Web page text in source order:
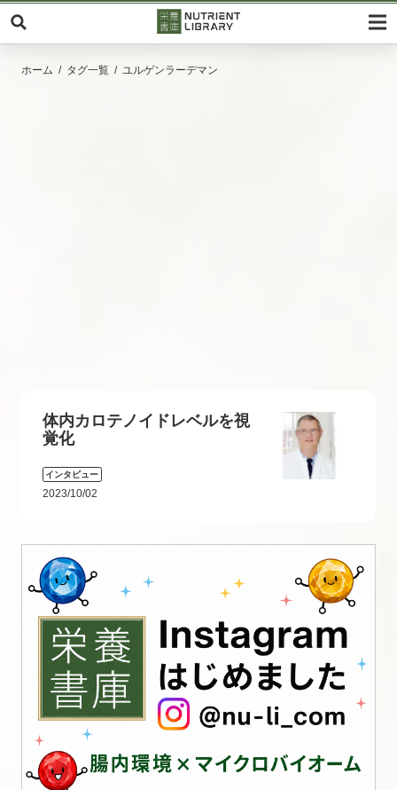
ホーム タグ一覧 ユルゲンラーデマン
体内カロテノイドレベルを視
覚化
インタビュー
2023/10/02